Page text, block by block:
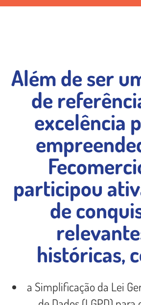
Além de ser
de
excelência
participou
de
históricas,
a Simplificação da Lei